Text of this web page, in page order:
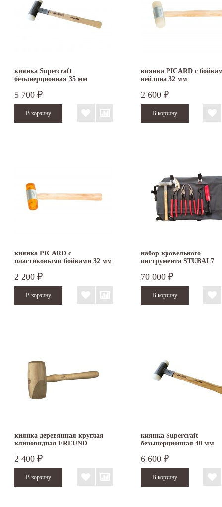
киянка Supercraft
безынерционная 35 мм
5 700 ₽
киянка PICARD с
нейлона 32 мм
2 600 ₽
киянка PICARD с
пластиковыми бойками 32 мм
2 200 ₽
набор кровельного
инструмента STUBAI 7
70 000 ₽
киянка деревянная круглая
клиновидная FREUND
2 400 ₽
киянка Supercraft
безынерционная 40 мм
6 600 ₽